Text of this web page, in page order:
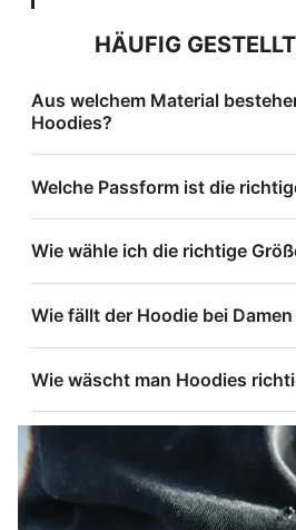
HÄUFIG
Aus welchem Material
Hoodies?
Welche Passform ist die
Wie wähle ich die richtige
Wie fällt der Hoodie bei Damen
Wie wäscht man Hoodies